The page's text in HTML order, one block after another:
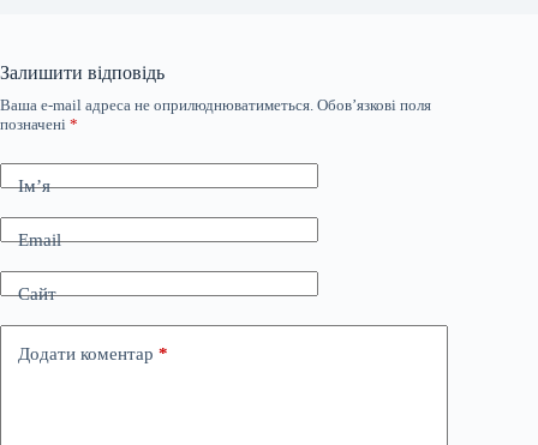
Залишити відповідь
Ваша e-mail адреса не оприлюднюватиметься. Обов’язкові поля
позначені *
Ім’я
Email
Сайт
Додати коментар *